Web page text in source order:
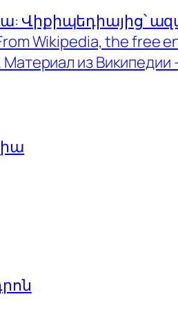
Վիքիպեդիայից՝
Wikipedia, the free
Материал из